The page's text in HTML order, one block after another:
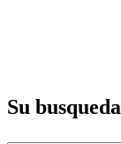
Su busqueda